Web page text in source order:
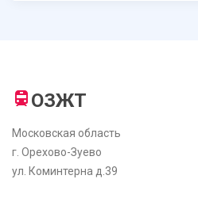
ОЗЖТ
Московская область
г. Орехово-Зуево
ул. Коминтерна д.39